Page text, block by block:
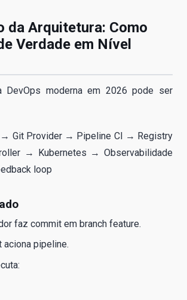
da Arquitetura: Como
Verdade em Nível
DevOps moderna em 2026 pode ser
→ Git Provider → Pipeline CI → Registry
→ Kubernetes → Observabilidade
loop
faz commit em branch feature.
aciona pipeline.